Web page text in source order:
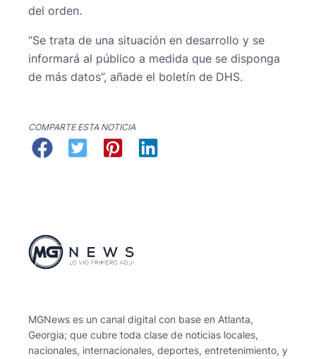
del orden.
“Se trata de una situación en desarrollo y se
informará al público a medida que se disponga
de más datos”, añade el boletín de DHS.
COMPARTE ESTA NOTICIA
MGNews es un canal digital con base en Atlanta,
Georgia; que cubre toda clase de noticias locales,
nacionales, internacionales, deportes, entretenimiento, y